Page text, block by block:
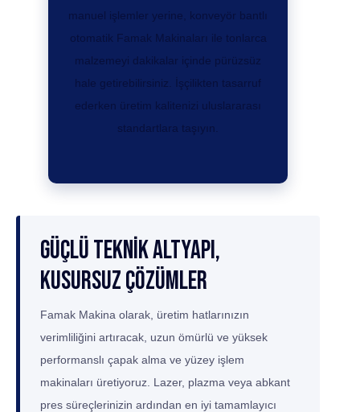
manuel işlemler yerine, konveyör bantlı
otomatik Famak Makinaları
ile tonlarca
malzemeyi dakikalar içinde pürüzsüz
hale getirebilirsiniz. İşçilikten tasarruf
ederken üretim kalitenizi uluslararası
standartlara taşıyın.
Güçlü Teknik Altyapı,
Kusursuz Çözümler
Famak Makina olarak, üretim hatlarınızın
verimliliğini artıracak, uzun ömürlü ve yüksek
performanslı çapak alma ve yüzey işlem
makinaları üretiyoruz. Lazer, plazma veya abkant
pres süreçlerinizin ardından en iyi tamamlayıcı